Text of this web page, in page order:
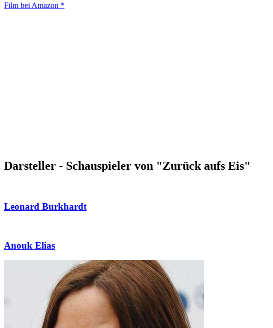
Film bei Amazon *
Darsteller - Schauspieler von "Zurück aufs Eis"
Leonard Burkhardt
Anouk Elias